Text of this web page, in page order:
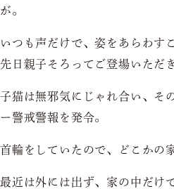
が。
いつも声だけで、姿をあらわす
先日親子そろってご登場いただ
子猫は無邪気にじゃれ合い、そ
ー警戒警報を発令。
首輪をしていたので、どこかの
最近は外には出ず、家の中だけ